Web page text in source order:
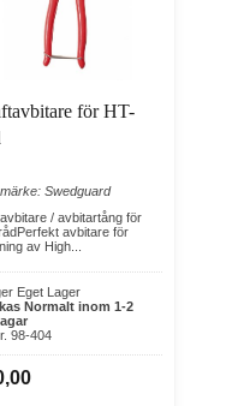
för HT-
Swedguard
/ avbitartång för
avbitare för
av High...
Eget Lager
Normalt inom 1-2
98-404